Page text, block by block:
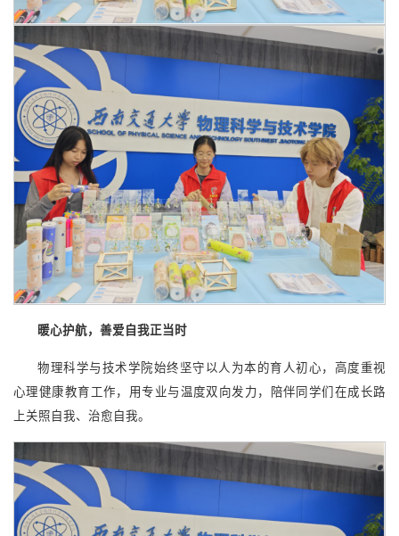
暖心护航，善爱自我正当时
物理科学与技术学院始终坚守以人为本的育人初心，高度重视
心理健康教育工作，用专业与温度双向发力，陪伴同学们在成长路
上关照自我、治愈自我。